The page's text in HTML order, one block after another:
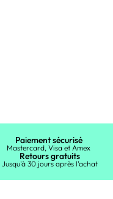
Paiement sécurisé
Mastercard, Visa et Amex
Retours gratuits
Jusqu'à 30 jours après l'achat